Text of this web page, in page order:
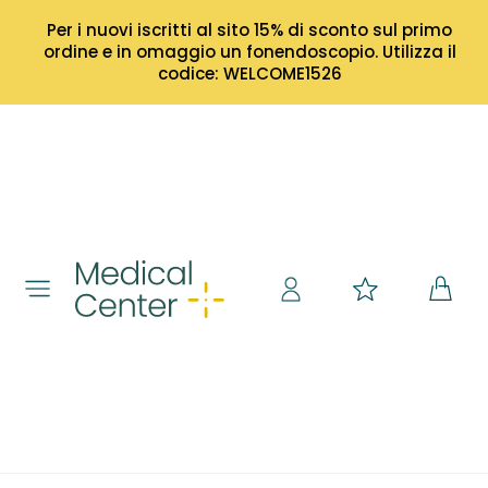
Per i nuovi iscritti al sito 15% di sconto sul primo
ordine e in omaggio un fonendoscopio. Utilizza il
codice: WELCOME1526